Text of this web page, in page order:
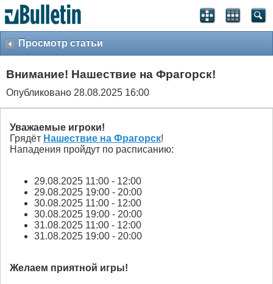
Просмотр статьи
Внимание! Нашествие на Фрагорск!
Опубликовано 28.08.2025 16:00
Уважаемые игроки!
Грядёт Нашествие на Фрагорск!
Нападения пройдут по расписанию:
29.08.2025 11:00 - 12:00
29.08.2025 19:00 - 20:00
30.08.2025 11:00 - 12:00
30.08.2025 19:00 - 20:00
31.08.2025 11:00 - 12:00
31.08.2025 19:00 - 20:00
Желаем приятной игры!